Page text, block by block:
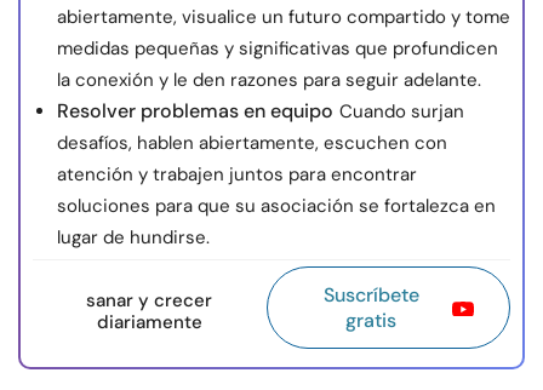
abiertamente, visualice un futuro compartido y tome
medidas pequeñas y significativas que profundicen
la conexión y le den razones para seguir adelante.
Resolver problemas en equipo Cuando surjan
desafíos, hablen abiertamente, escuchen con
atención y trabajen juntos para encontrar
soluciones para que su asociación se fortalezca en
lugar de hundirse.
sanar y crecer
diariamente
Suscríbete
gratis